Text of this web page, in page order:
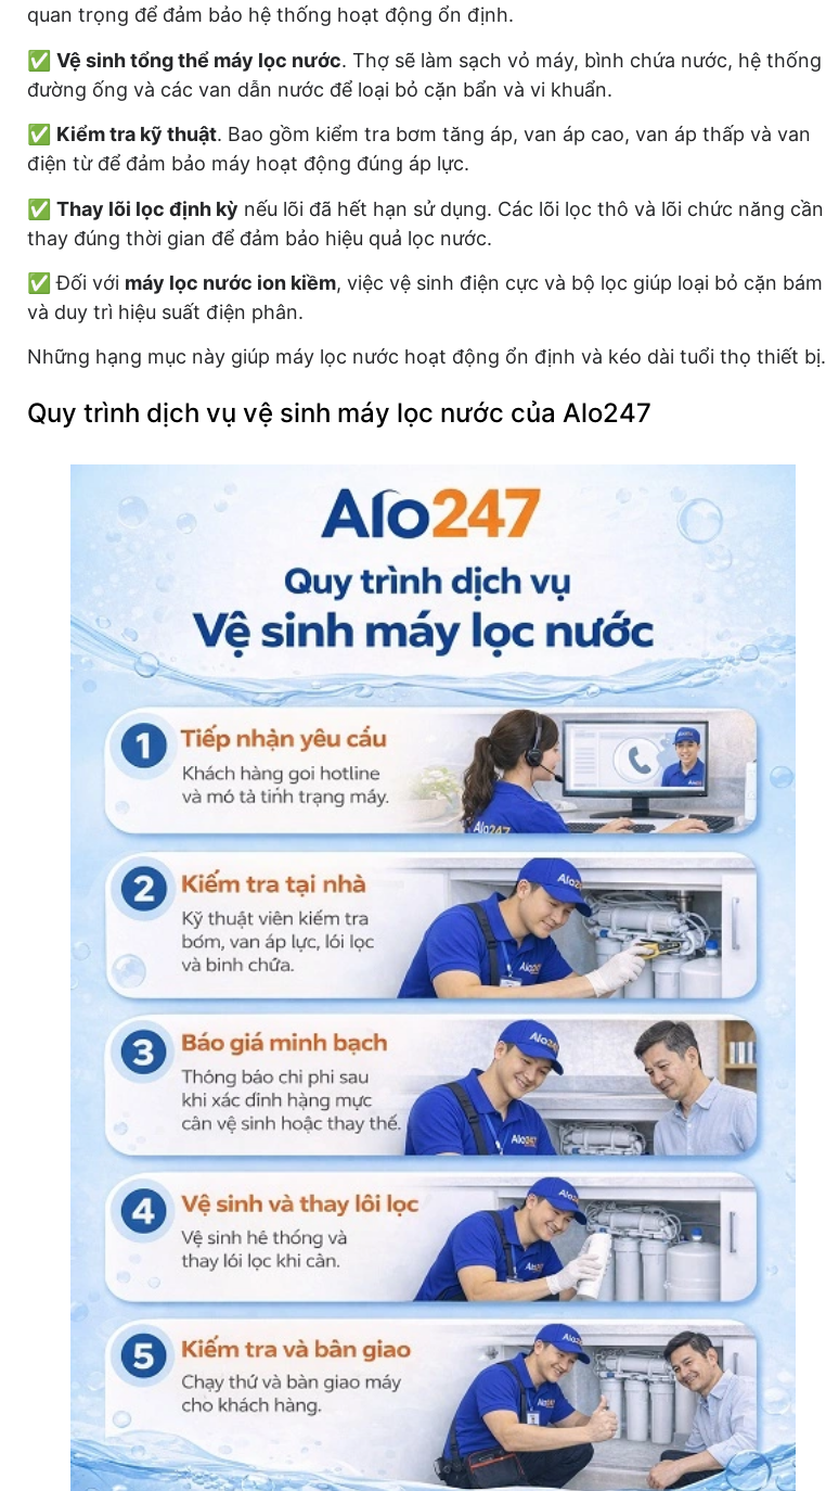
quan trọng để đảm bảo hệ thống hoạt động ổn định.
✅ Vệ sinh tổng thể máy lọc nước. Thợ sẽ làm sạch vỏ máy, bình chứa nước, hệ thống
đường ống và các van dẫn nước để loại bỏ cặn bẩn và vi khuẩn.
✅ Kiểm tra kỹ thuật. Bao gồm kiểm tra bơm tăng áp, van áp cao, van áp thấp và van
điện từ để đảm bảo máy hoạt động đúng áp lực.
✅ Thay lõi lọc định kỳ nếu lõi đã hết hạn sử dụng. Các lõi lọc thô và lõi chức năng cần
thay đúng thời gian để đảm bảo hiệu quả lọc nước.
✅ Đối với máy lọc nước ion kiềm, việc vệ sinh điện cực và bộ lọc giúp loại bỏ cặn bám
và duy trì hiệu suất điện phân.
Những hạng mục này giúp máy lọc nước hoạt động ổn định và kéo dài tuổi thọ thiết bị.
Quy trình dịch vụ vệ sinh máy lọc nước của Alo247